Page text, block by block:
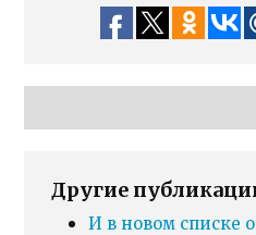
Другие
И в новом списке